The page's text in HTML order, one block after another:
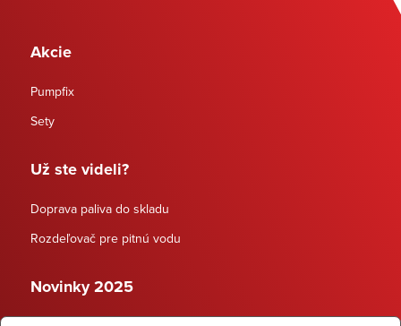
Akcie
Pumpfix
Sety
Už ste videli?
Doprava paliva do skladu
Rozdeľovač pre pitnú vodu
Novinky 2025